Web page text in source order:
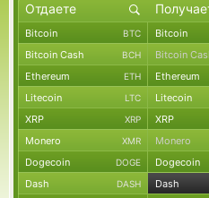
Bitcoin BTC Bitcoin
Bitcoin Cash BCH Bitcoin
Ethereum ETH Ethereum
Litecoin LTC Litecoin
XRP XRP XRP
Monero XMR Monero
Dogecoin DOGE Dogecoin
Dash DASH Dash